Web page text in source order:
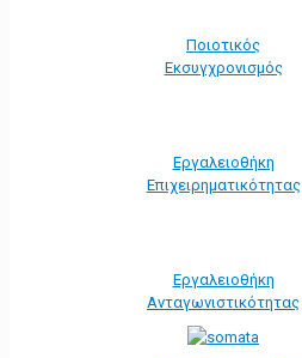
Ποιοτικός
Εκσυγχρονισμός
Εργαλειοθήκη
Eπιχειρηματικότητας
Εργαλειοθήκη
Ανταγωνιστικότητας